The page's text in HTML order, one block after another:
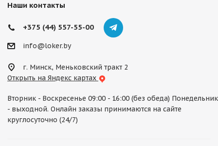
Наши контакты
+375 (44) 557-55-00
info@loker.by
г. Минск, Меньковский тракт 2
Открыть на Яндекс картах
Вторник - Воскресенье 09:00 - 16:00 (без обеда) Понедельник
- выходной. Онлайн заказы принимаются на сайте
круглосуточно (24/7)